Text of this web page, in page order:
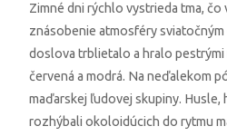
Zimné dni rýchlo vystrieda tma, čo
znásobenie atmosféry
doslova trblietalo a hralo pestrými
červená a modrá. Na neďalekom
maďarskej ľudovej skupiny. Husle,
rozhýbali okoloidúcich do rytmu